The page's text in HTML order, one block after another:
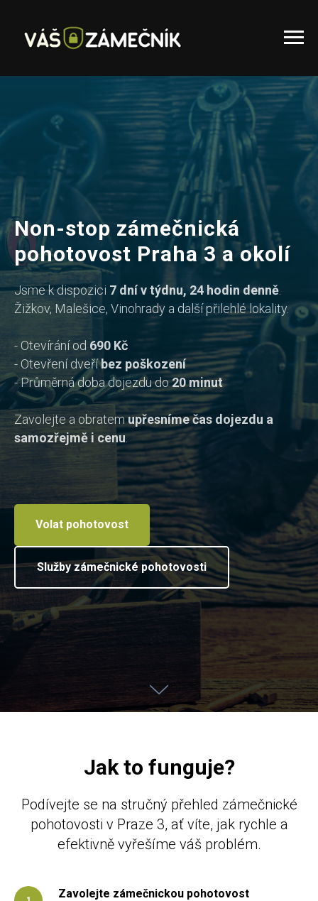
Non-stop zámečnická
pohotovost Praha 3 a okolí
Jsme k dispozici 7 dní v týdnu, 24 hodin denně
Žižkov, Malešice, Vinohrady a další přilehlé lokality.
- Otevírání od 690 Kč
- Otevření dveříbez poškození
- Průměrná doba dojezdu do20 minut
Zavolejte a obratemupřesníme čas dojezdu a
samozřejmě i cenu.
Volat pohotovost
Služby zámečnické pohotovosti
Jak to funguje?
Podívejte se na stručný přehled zámečnické
pohotovosti v Praze 3, ať víte, jak rychle a
efektivně vyřešíme váš problém.
Zavolejte zámečnickou pohotovost